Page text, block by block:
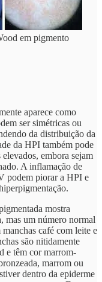
em pigmento
aparece como
ser simétricas ou
da distribuição da
da HPI também pode
embora sejam
A inflamação de
podem piorar a HPI e
mostra
mas um número normal
café com leite e
são nitidamente
e têm cor marrom-
marrom ou
dentro da epiderme